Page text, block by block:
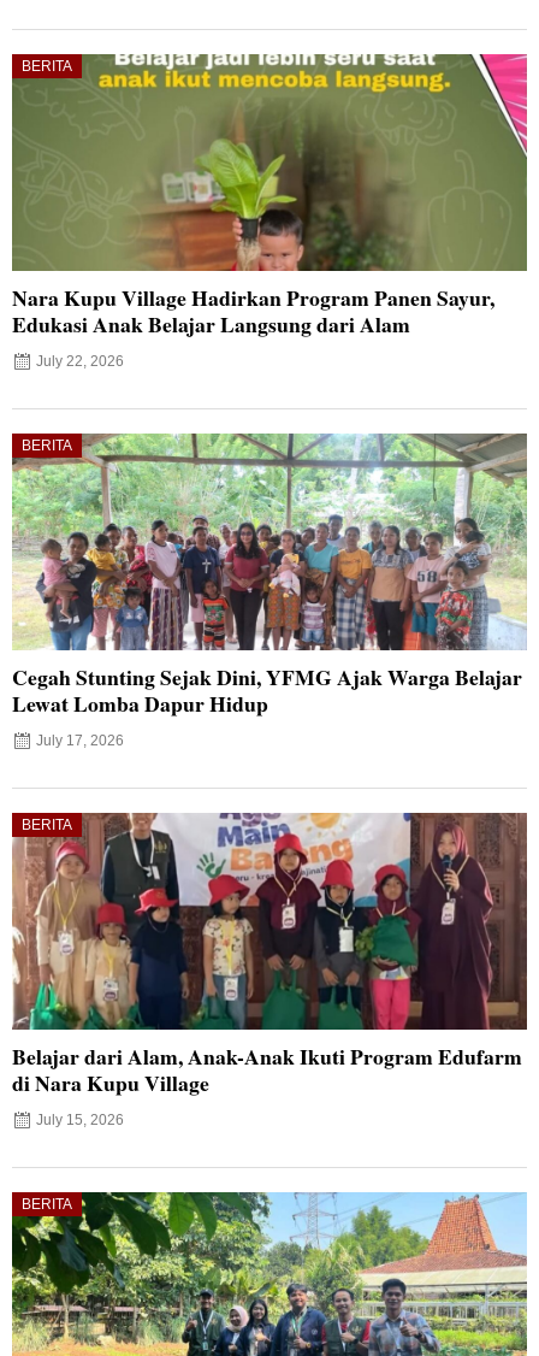
BERITA
Nara Kupu Village Hadirkan Program Panen Sayur,
Edukasi Anak Belajar Langsung dari Alam
July 22, 2026
BERITA
Cegah Stunting Sejak Dini, YFMG Ajak Warga Belajar
Lewat Lomba Dapur Hidup
July 17, 2026
BERITA
Belajar dari Alam, Anak-Anak Ikuti Program Edufarm
di Nara Kupu Village
July 15, 2026
BERITA